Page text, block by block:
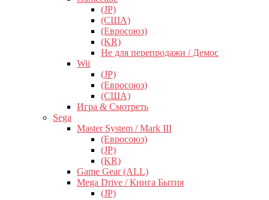
(JP)
(США)
(Евросоюз)
(KR)
Не для перепродажи / Демос
Wii
(JP)
(Евросоюз)
(США)
Игра & Смотреть
Sega
Master System / Mark III
(Евросоюз)
(JP)
(KR)
Game Gear (ALL)
Mega Drive / Книга Бытия
(JP)